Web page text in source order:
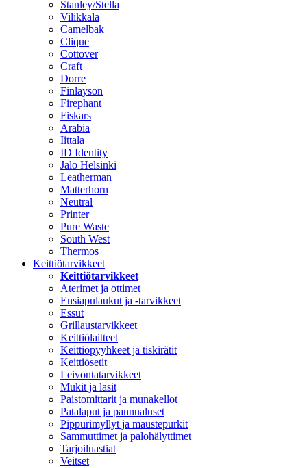
Stanley/Stella
Vilikkala
Camelbak
Clique
Cottover
Craft
Dorre
Finlayson
Firephant
Fiskars
Arabia
Iittala
ID Identity
Jalo Helsinki
Leatherman
Matterhorn
Neutral
Printer
Pure Waste
South West
Thermos
Keittiötarvikkeet
Keittiötarvikkeet
Aterimet ja ottimet
Ensiapulaukut ja -tarvikkeet
Essut
Grillaustarvikkeet
Keittiölaitteet
Keittiöpyyhkeet ja tiskirätit
Keittiösetit
Leivontatarvikkeet
Mukit ja lasit
Paistomittarit ja munakellot
Patalaput ja pannualuset
Pippurimyllyt ja maustepurkit
Sammuttimet ja palohälyttimet
Tarjoiluastiat
Veitset